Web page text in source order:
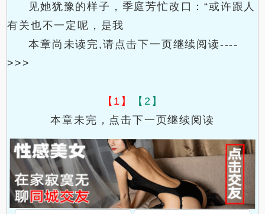
见她犹豫的样子，季庭芳忙改口：“或许跟人
有关也不一定呢，是我
本章尚未读完,请点击下一页继续阅读----
>>>
【1】
【2】
本章未完，点击下一页继续阅读